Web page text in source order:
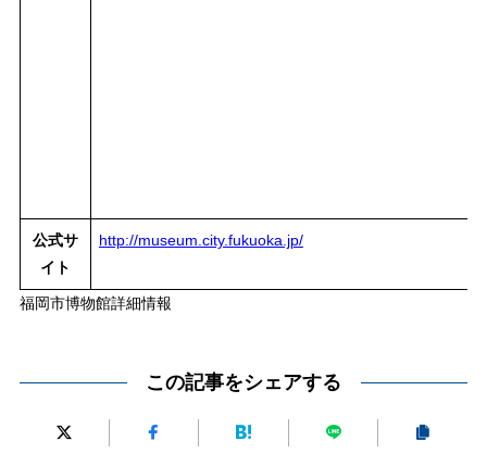
公式サ
イト
http://museum.city.fukuoka.jp/
福岡市博物館詳細情報
この記事をシェアする